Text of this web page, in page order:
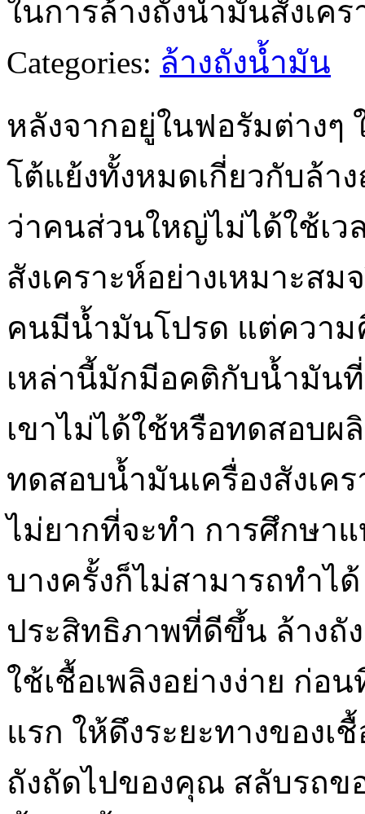
ในการล้างถังน้ำมันสังเคร
Categories: ล้างถังน้ำมัน
หลังจากอยู่ในฟอรัมต่างๆ
โต้แย้งทั้งหมดเกี่ยวกับล้
ว่าคนส่วนใหญ่ไม่ได้ใช้เว
สังเคราะห์อย่างเหมาะสม
คนมีน้ำมันโปรด แต่ควา
เหล่านี้มักมีอคติกับน้ำมัน
เขาไม่ได้ใช้หรือทดสอบ
ทดสอบน้ำมันเครื่องสังเค
ไม่ยากที่จะทำ การศึกษา
บางครั้งก็ไม่สามารถทำไ
ประสิทธิภาพที่ดีขึ้น ล้างถั
ใช้เชื้อเพลิงอย่างง่าย ก่
แรก ให้ดึงระยะทางของเ
ถังถัดไปของคุณ สลับรถข